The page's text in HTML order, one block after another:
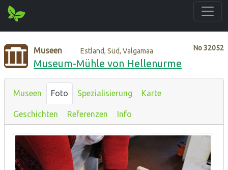
No32052
Museen Estland, Süd, Valgamaa
Museum-Mühle von Hellenurme
Museen Foto Spezialisierung Karte
Geschichten Referenzen Info